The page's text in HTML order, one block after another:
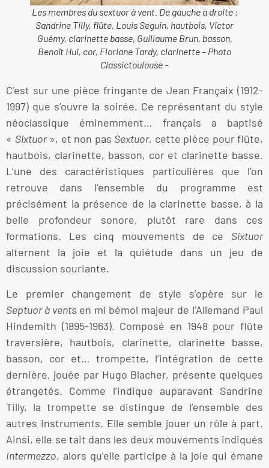
Les membres du sextuor à vent. De gauche à droite :
Sandrine Tilly, flûte, Louis Seguin, hautbois, Victor
Guémy, clarinette basse, Guillaume Brun, basson,
Benoît Hui, cor, Floriane Tardy, clarinette – Photo
Classictoulouse –
C’est sur une pièce fringante de Jean Françaix (1912-
1997) que s’ouvre la soirée. Ce représentant du style
néoclassique éminemment… français a baptisé
« Sixtuor», et non pas Sextuor, cette pièce pour flûte,
hautbois, clarinette, basson, cor et clarinette basse.
L’une des caractéristiques particulières que l’on
retrouve dans l’ensemble du programme est
précisément la présence de la clarinette basse, à la
belle profondeur sonore, plutôt rare dans ces
formations. Les cinq mouvements de ce Sixtuor
alternent la joie et la quiétude dans un jeu de
discussion souriante.
Le premier changement de style s’opère sur le
Septuor à ventsen mi bémol majeur de l’Allemand Paul
Hindemith (1895-1963). Composé en 1948 pour flûte
traversière, hautbois, clarinette, clarinette basse,
basson, cor et… trompette, l’intégration de cette
dernière, jouée par Hugo Blacher, présente quelques
étrangetés. Comme l’indique auparavant Sandrine
Tilly, la trompette se distingue de l’ensemble des
autres instruments. Elle semble jouer un rôle à part.
Ainsi, elle se tait dans les deux mouvements indiqués
Intermezzo, alors qu’elle participe à la joie qui émane